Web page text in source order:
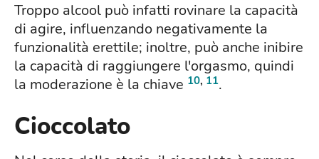
Troppo alcool può infatti rovinare la capacità
di agire, influenzando negativamente la
funzionalità erettile; inoltre, può anche inibire
la capacità di raggiungere l'orgasmo, quindi
la moderazione è la chiave 10, 11.
Cioccolato